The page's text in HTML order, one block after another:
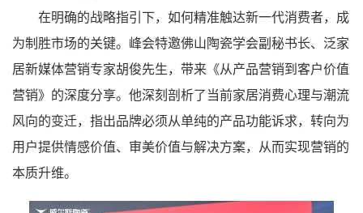
在明确的战略指引下，如何精准触达新一代消费者，成
为制胜市场的关键。峰会特邀佛山陶瓷学会副秘书长、泛家
居新媒体营销专家胡俊先生，带来《从产品营销到客户价值
营销》的深度分享。他深刻剖析了当前家居消费心理与潮流
风向的变迁，指出品牌必须从单纯的产品功能诉求，转向为
用户提供情感价值、审美价值与解决方案，从而实现营销的
本质升维。